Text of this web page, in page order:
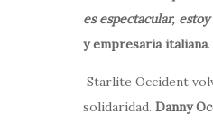
es espectacular,
y empresaria italiana.
Starlite Occident
solidaridad. Danny